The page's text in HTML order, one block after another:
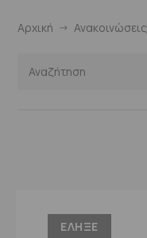
Αρχική Ανακοινώσεις
ΕΛΗΞΕ